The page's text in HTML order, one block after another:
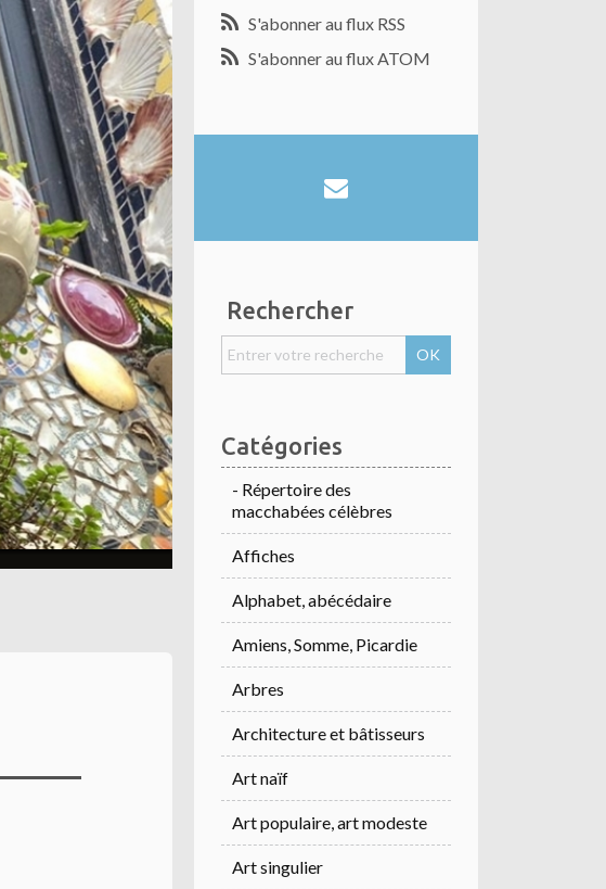
S'abonner au flux RSS
S'abonner au flux ATOM
Rechercher
Catégories
- Répertoire des
macchabées célèbres
Affiches
Alphabet, abécédaire
Amiens, Somme, Picardie
Arbres
Architecture et bâtisseurs
Art naïf
Art populaire, art modeste
Art singulier